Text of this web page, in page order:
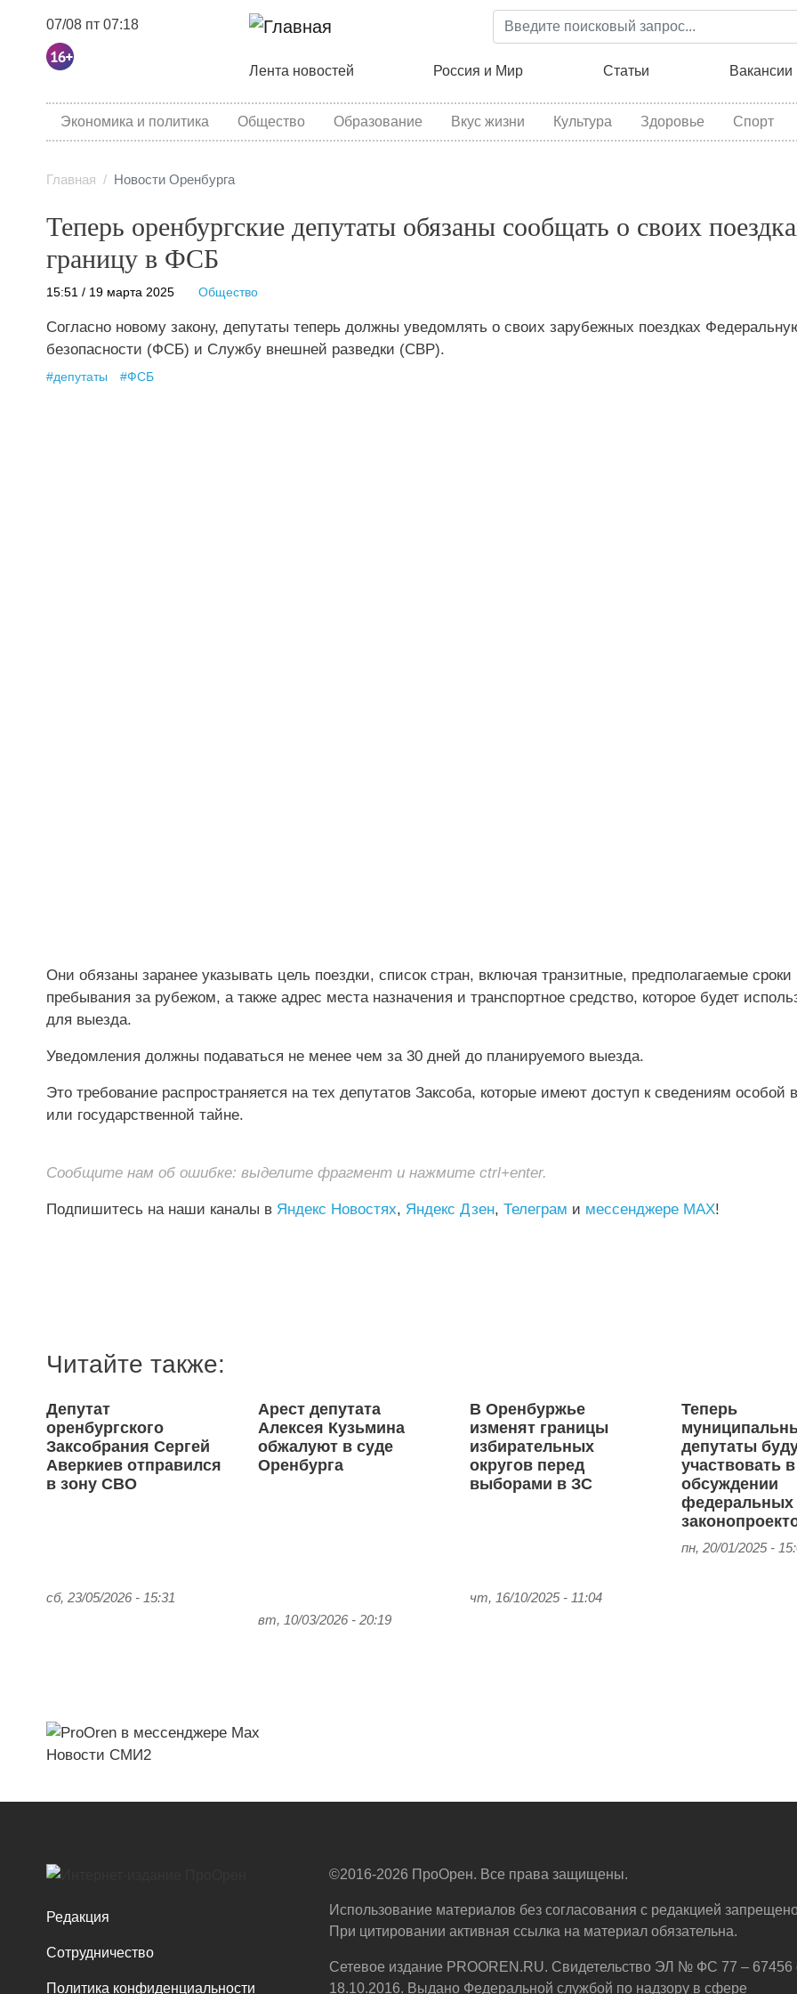
Перейти
к
содержанию
07/08 пт 07:18
Основная навигация
Лента новостей Россия и Мир Статьи Вакансии
category menu
Экономика и политика Общество Образование Вкус жизни Культура Здоровье Спорт
Главная Новости Оренбурга
Теперь оренбургские депутаты обязаны сообщать о своих
границу в ФСБ
15:51 / 19 марта 2025 Общество
Согласно новому закону, депутаты теперь должны уведомлять о своих зарубежных поездках
безопасности (ФСБ) и Службу внешней разведки (СВР).
#депутаты #ФСБ
Они обязаны заранее указывать цель поездки, список стран, включая транзитные, предполагаемые сроки
пребывания за рубежом, а также адрес места назначения и транспортное средство, которое будет
для выезда.
Уведомления должны подаваться не менее чем за 30 дней до планируемого выезда.
Это требование распространяется на тех депутатов Заксоба, которые имеют доступ к сведениям особой
или государственной тайне.
Сообщите нам об ошибке: выделите фрагмент и нажмите ctrl+enter.
Подпишитесь на наши каналы в Яндекс Новостях, Яндекс Дзен, Телеграм и мессенджере MAX!
Читайте также:
Депутат
оренбургского
Заксобрания Сергей
Аверкиев отправился
в зону СВО
сб, 23/05/2026 - 15:31
Арест депутата
Алексея Кузьмина
обжалуют в суде
Оренбурга
вт, 10/03/2026 - 20:19
В Оренбуржье
изменят границы
избирательных
округов перед
выборами в ЗС
чт, 16/10/2025 - 11:04
Теперь
депутаты
участвовать в
обсуждении
федеральных
пн, 20/01/2025 -
Новости СМИ2
Редакция
Сотрудничество
Политика конфиденциальности
©2016-2026 ПроОрен. Все права защищены.
Использование материалов без согласования с редакцией
При цитировании активная ссылка на материал обязательна.
Сетевое издание PROOREN.RU. Свидетельство ЭЛ № ФС 77 – 67456
18.10.2016. Выдано Федеральной службой по надзору в сфере